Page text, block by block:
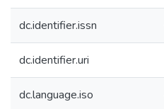
dc.identifier.issn
dc.identifier.uri
dc.language.iso